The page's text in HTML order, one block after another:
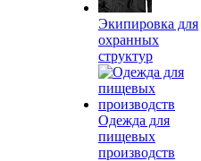
Экипировка для
охранных
структур
Одежда для
пищевых
производств